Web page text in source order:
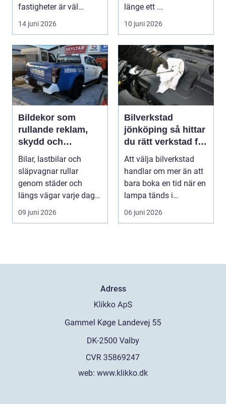
fastigheter är väl
isolerade för att s...
14 juni 2026
länge ett ...
10 juni 2026
Bildekor som
rullande reklam,
skydd och
personlig stil
Bilar, lastbilar och
släpvagnar rullar
genom städer och
längs vägar varje dag.
De passerar tusentals...
09 juni 2026
Bilverkstad
jönköping så hittar
du rätt verkstad för
din bil
Att välja bilverkstad
handlar om mer än att
bara boka en tid när en
lampa tänds i
instrumentpanelen....
06 juni 2026
Adress
web: www.klikko.dk